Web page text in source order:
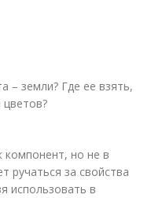
– земли? Где ее взять,
компонент, но не в
ручаться за свойства
использовать в